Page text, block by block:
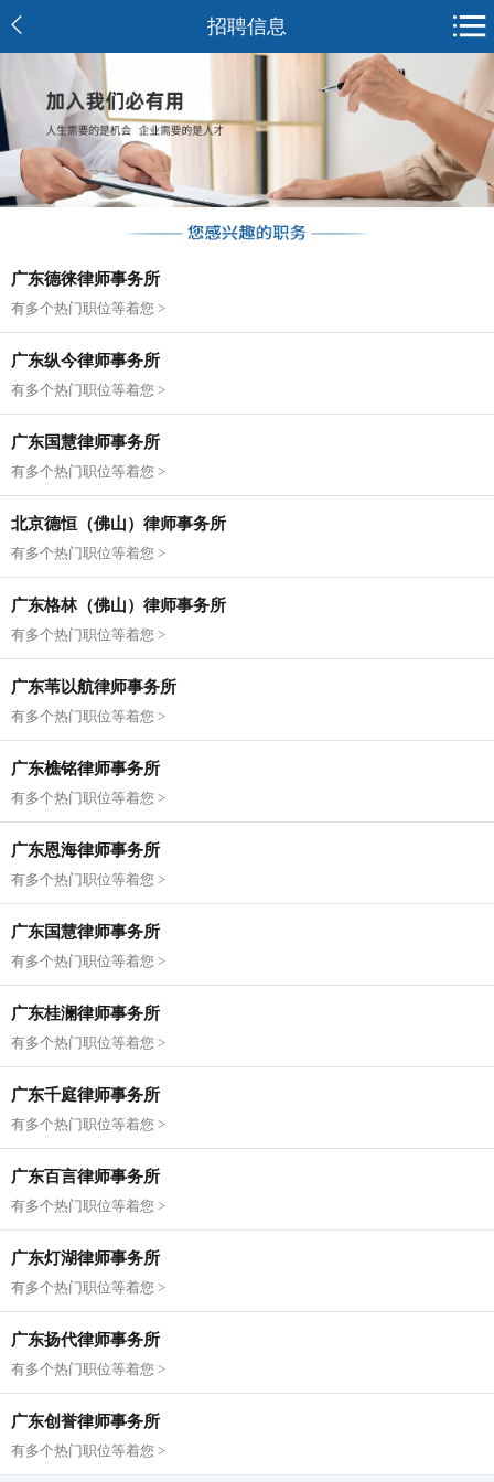
招聘信息
广东德徕律师事务所
有多个热门职位等着您 >
广东纵今律师事务所
有多个热门职位等着您 >
广东国慧律师事务所
有多个热门职位等着您 >
北京德恒（佛山）律师事务所
有多个热门职位等着您 >
广东格林（佛山）律师事务所
有多个热门职位等着您 >
广东苇以航律师事务所
有多个热门职位等着您 >
广东樵铭律师事务所
有多个热门职位等着您 >
广东恩海律师事务所
有多个热门职位等着您 >
广东国慧律师事务所
有多个热门职位等着您 >
广东桂澜律师事务所
有多个热门职位等着您 >
广东千庭律师事务所
有多个热门职位等着您 >
广东百言律师事务所
有多个热门职位等着您 >
广东灯湖律师事务所
有多个热门职位等着您 >
广东扬代律师事务所
有多个热门职位等着您 >
广东创誉律师事务所
有多个热门职位等着您 >